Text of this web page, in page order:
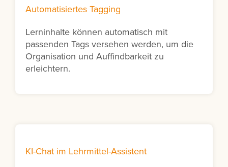
Automatisiertes Tagging
Lerninhalte können automatisch mit
passenden Tags versehen werden, um die
Organisation und Auffindbarkeit zu
erleichtern.
KI-Chat im Lehrmittel-Assistent